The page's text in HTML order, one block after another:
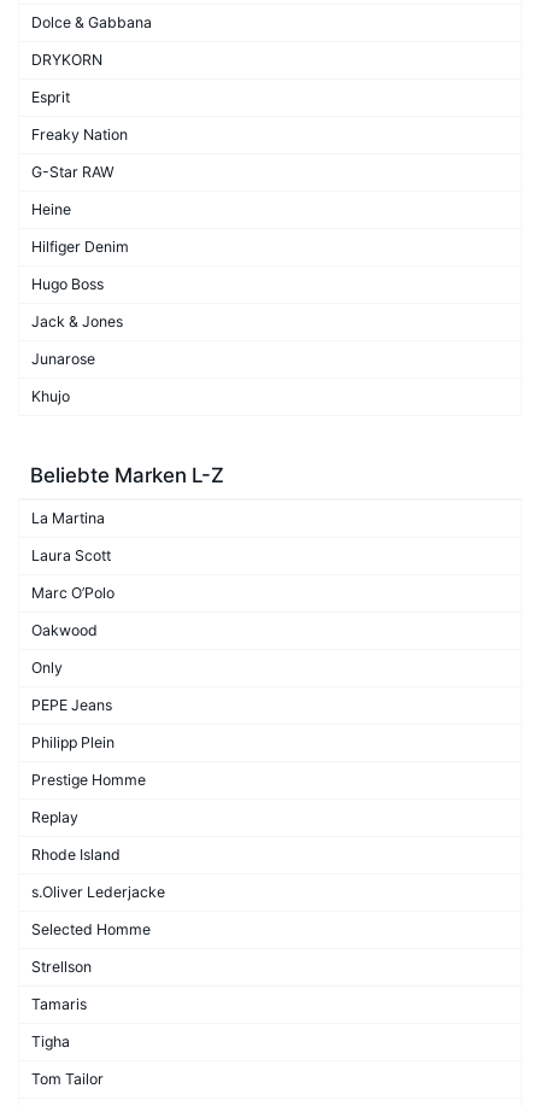
Dolce & Gabbana
DRYKORN
Esprit
Freaky Nation
G-Star RAW
Heine
Hilfiger Denim
Hugo Boss
Jack & Jones
Junarose
Khujo
Beliebte Marken L-Z
La Martina
Laura Scott
Marc O’Polo
Oakwood
Only
PEPE Jeans
Philipp Plein
Prestige Homme
Replay
Rhode Island
s.Oliver Lederjacke
Selected Homme
Strellson
Tamaris
Tigha
Tom Tailor